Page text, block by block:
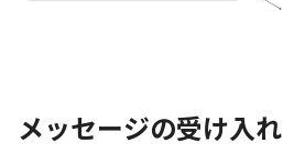
メッセージの受け入れ